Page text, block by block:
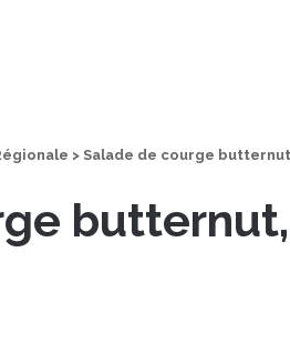
> Salade de courge